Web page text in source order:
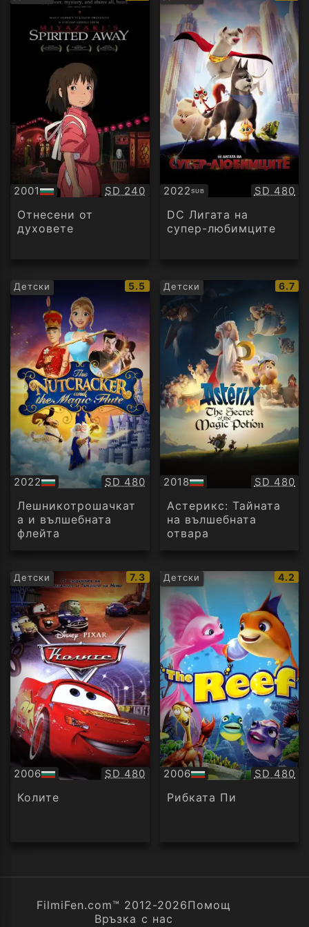
рейтинг:
2001
БГ
аудио
Качество:
SD 240
Отнесени от
духовете
2022SUB
Субтитри SD 480
DC Лигата на
супер-любимците
Детски
IMDb
рейтинг:
5.5
2022
БГ
аудио
Качество:
SD 480
Лешникотрошачкат
а и вълшебната
флейта
Детски
IMDb
6.7
2018
БГ
аудио
SD 480
Астерикс: Тайната
на вълшебната
отвара
Детски
IMDb
рейтинг:
7.3
2006
БГ
аудио
Качество:
SD 480
Колите
Детски
IMDb
4.2
2006
БГ
аудио
SD 480
Рибката Пи
FilmiFen.com™ 2012-2026Помощ
Връзка с нас